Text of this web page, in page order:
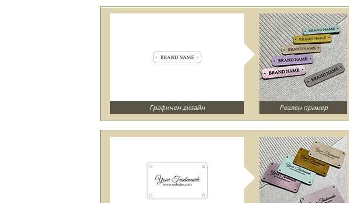
Графичен дизайн Реален пример